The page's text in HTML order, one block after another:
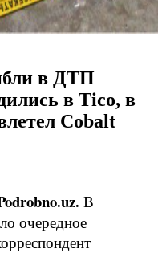
в ДТП
в Tico, в
Cobalt
В
очередное